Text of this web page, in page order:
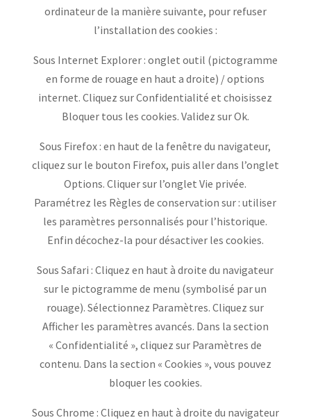
ordinateur de la manière suivante, pour refuser
l’installation des cookies :
Sous Internet Explorer : onglet outil (pictogramme
en forme de rouage en haut a droite) / options
internet. Cliquez sur Confidentialité et choisissez
Bloquer tous les cookies. Validez sur Ok.
Sous Firefox : en haut de la fenêtre du navigateur,
cliquez sur le bouton Firefox, puis aller dans l’onglet
Options. Cliquer sur l’onglet Vie privée.
Paramétrez les Règles de conservation sur : utiliser
les paramètres personnalisés pour l’historique.
Enfin décochez-la pour désactiver les cookies.
Sous Safari : Cliquez en haut à droite du navigateur
sur le pictogramme de menu (symbolisé par un
rouage). Sélectionnez Paramètres. Cliquez sur
Afficher les paramètres avancés. Dans la section
« Confidentialité », cliquez sur Paramètres de
contenu. Dans la section « Cookies », vous pouvez
bloquer les cookies.
Sous Chrome : Cliquez en haut à droite du navigateur